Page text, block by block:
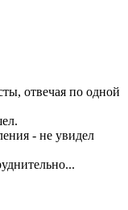
отвечая по одной
- не увидел